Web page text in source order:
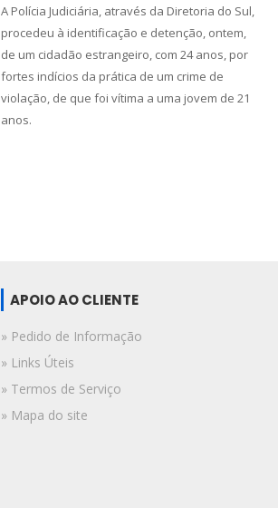
A Polícia Judiciária, através da Diretoria do Sul,
procedeu à identificação e detenção, ontem,
de um cidadão estrangeiro, com 24 anos, por
fortes indícios da prática de um crime de
violação, de que foi vítima a uma jovem de 21
anos.
APOIO AO CLIENTE
» Pedido de Informação
» Links Úteis
» Termos de Serviço
» Mapa do site